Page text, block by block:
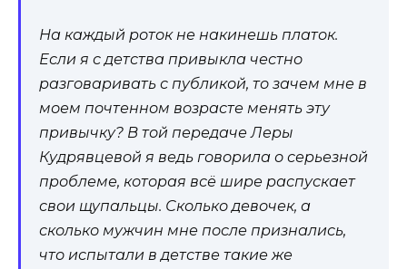
На каждый роток не накинешь платок.
Если я с детства привыкла честно
разговаривать с публикой, то зачем мне в
моем почтенном возрасте менять эту
привычку? В той передаче Леры
Кудрявцевой я ведь говорила о серьезной
проблеме, которая всё шире распускает
свои щупальцы. Сколько девочек, а
сколько мужчин мне после признались,
что испытали в детстве такие же